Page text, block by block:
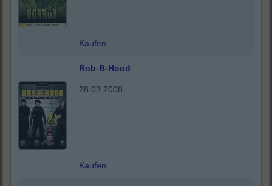
Kaufen
Rob-B-Hood
28.03.2008
Kaufen